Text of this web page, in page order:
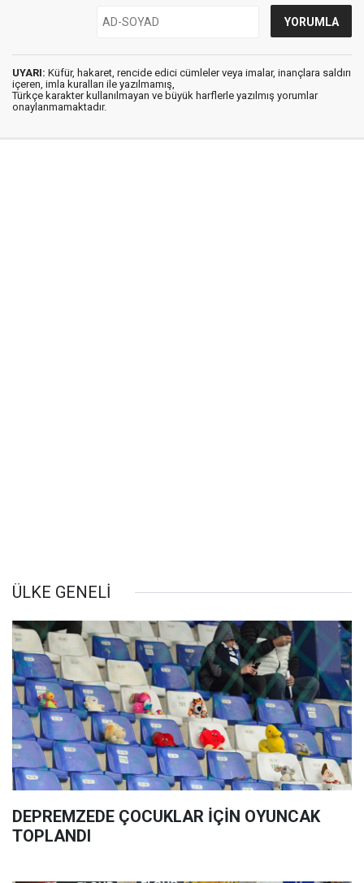
UYARI: Küfür, hakaret, rencide edici cümleler veya imalar, inançlara saldırı
içeren, imla kuralları ile yazılmamış,
Türkçe karakter kullanılmayan ve büyük harflerle yazılmış yorumlar
onaylanmamaktadır.
ÜLKE GENELİ
DEPREMZEDE ÇOCUKLAR İÇİN OYUNCAK
TOPLANDI